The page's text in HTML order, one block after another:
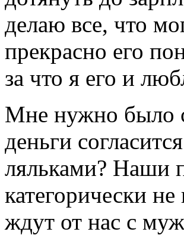
делаю все, что
прекрасно его
за что я его и
Мне нужно было
деньги
ляльками? Наши
категорически
ждут от нас с